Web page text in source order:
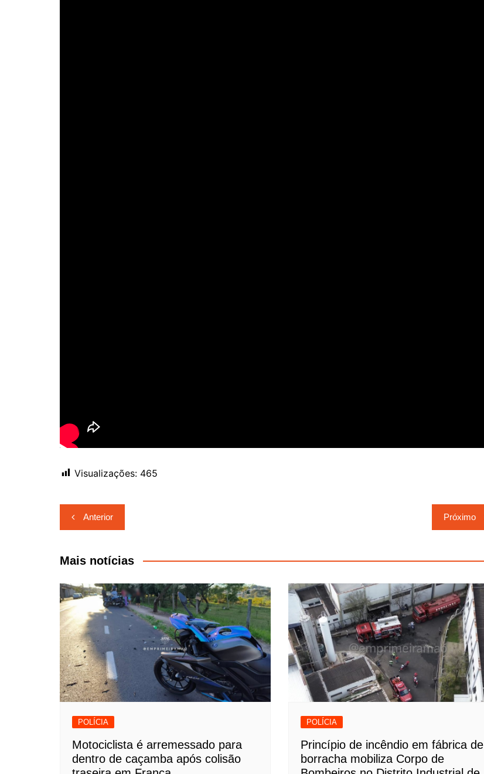
Visualizações: 465
Navegação
de
Post
Anterior Próximo
Mais notícias
POLÍCIA
Motociclista é arremessado para
dentro de caçamba após colisão
POLÍCIA
Princípio de incêndio em fábrica de
borracha mobiliza Corpo de